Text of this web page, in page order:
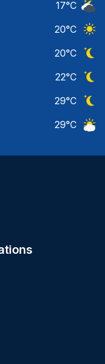
17°C
20°C
20°C
22°C
29°C
29°C